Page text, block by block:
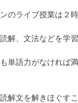
のライブ授業は２時
解、文法などを学習
単語力がなければ
解文を解きほぐす